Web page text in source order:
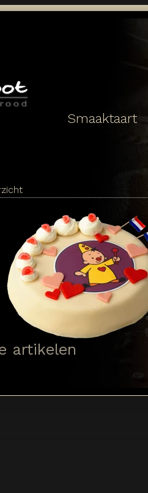
Smaaktaart
artikelen